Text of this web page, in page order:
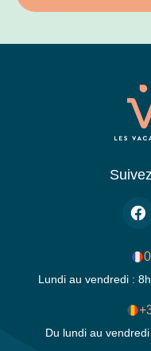
Lundi au vendredi :
Du lundi au